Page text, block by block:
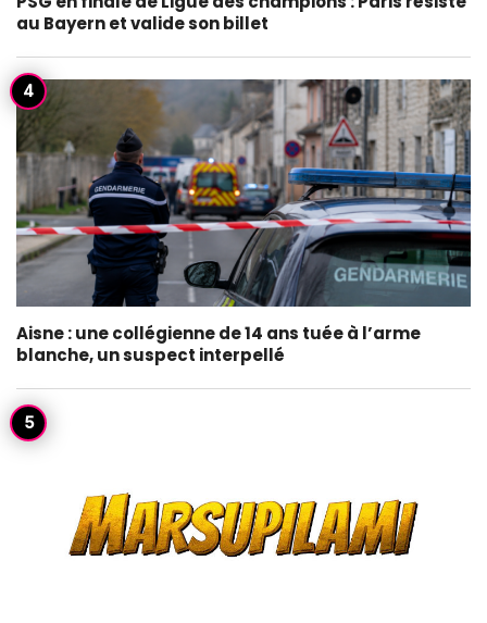
au Bayern et valide son billet
Aisne : une collégienne de 14 ans tuée à l’arme
blanche, un suspect interpellé